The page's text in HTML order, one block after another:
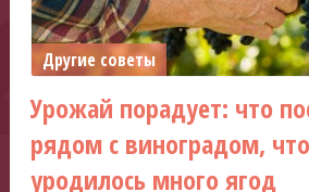
Другие советы
Урожай порадует: что
рядом с виноградом,
уродилось много ягод